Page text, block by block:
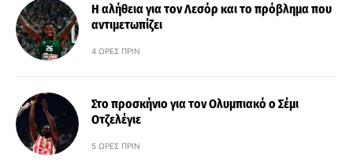
Η αλήθεια για τον Λεσόρ και το πρόβλημα που
αντιμετωπίζει
4 ΏΡΕΣ ΠΡΙΝ
Στο προσκήνιο για τον Ολυμπιακό ο Σέμι
Οτζελέγιε
5 ΏΡΕΣ ΠΡΙΝ